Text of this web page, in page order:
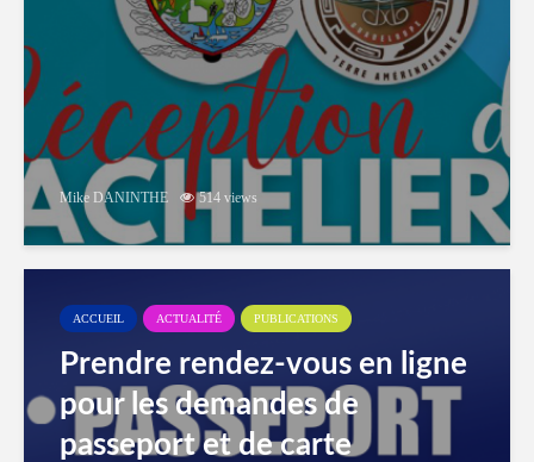
Mike DANINTHE 514 views
ACCUEIL ACTUALITÉ PUBLICATIONS
Prendre rendez-vous en ligne
pour les demandes de
passeport et de carte